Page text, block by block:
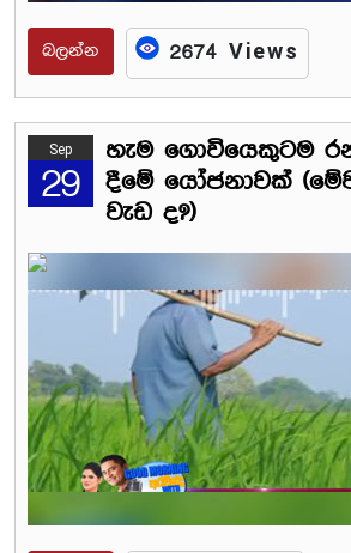
බලන්න 2674 Views
Sep
29
හැම ගොවියෙකුටම
දීමේ යෝජනාවක්
වැඩ ද?)